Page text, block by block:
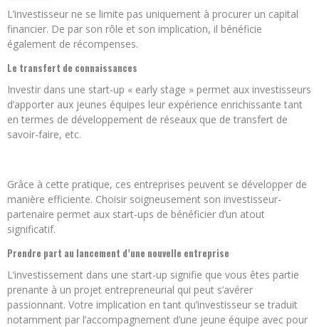
L’investisseur ne se limite pas uniquement à procurer un capital
financier. De par son rôle et son implication, il bénéficie
également de récompenses.
Le transfert de connaissances
Investir dans une start-up « early stage » permet aux investisseurs
d’apporter aux jeunes équipes leur expérience enrichissante tant
en termes de développement de réseaux que de transfert de
savoir-faire, etc.
Grâce à cette pratique, ces entreprises peuvent se développer de
manière efficiente. Choisir soigneusement son investisseur-
partenaire permet aux start-ups de bénéficier d’un atout
significatif.
Prendre part au lancement d’une nouvelle entreprise
L’investissement dans une start-up signifie que vous êtes partie
prenante à un projet entrepreneurial qui peut s’avérer
passionnant. Votre implication en tant qu’investisseur se traduit
notamment par l’accompagnement d’une jeune équipe avec pour